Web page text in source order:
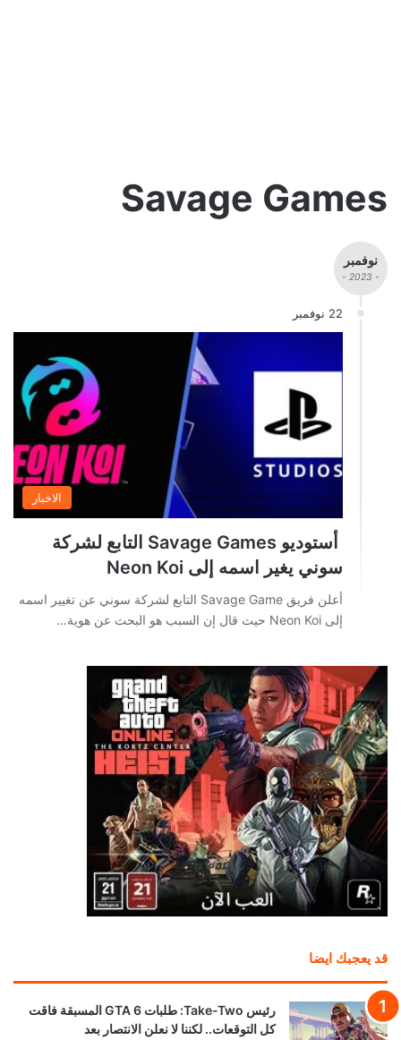
Savage Games
نوفمبر
- 2023 -
22 نوفمبر
الاخبار
أستوديو Savage Games التابع لشركة
سوني يغير اسمه إلى Neon Koi
أعلن فريق Savage Game التابع لشركة سوني عن تغيير اسمه
إلى Neon Koi حيث قال إن السبب هو البحث عن هوية…
قد يعجبك ايضا
رئيس Take-Two: طلبات GTA 6 المسبقة فاقت
كل التوقعات.. لكننا لا نعلن الانتصار بعد